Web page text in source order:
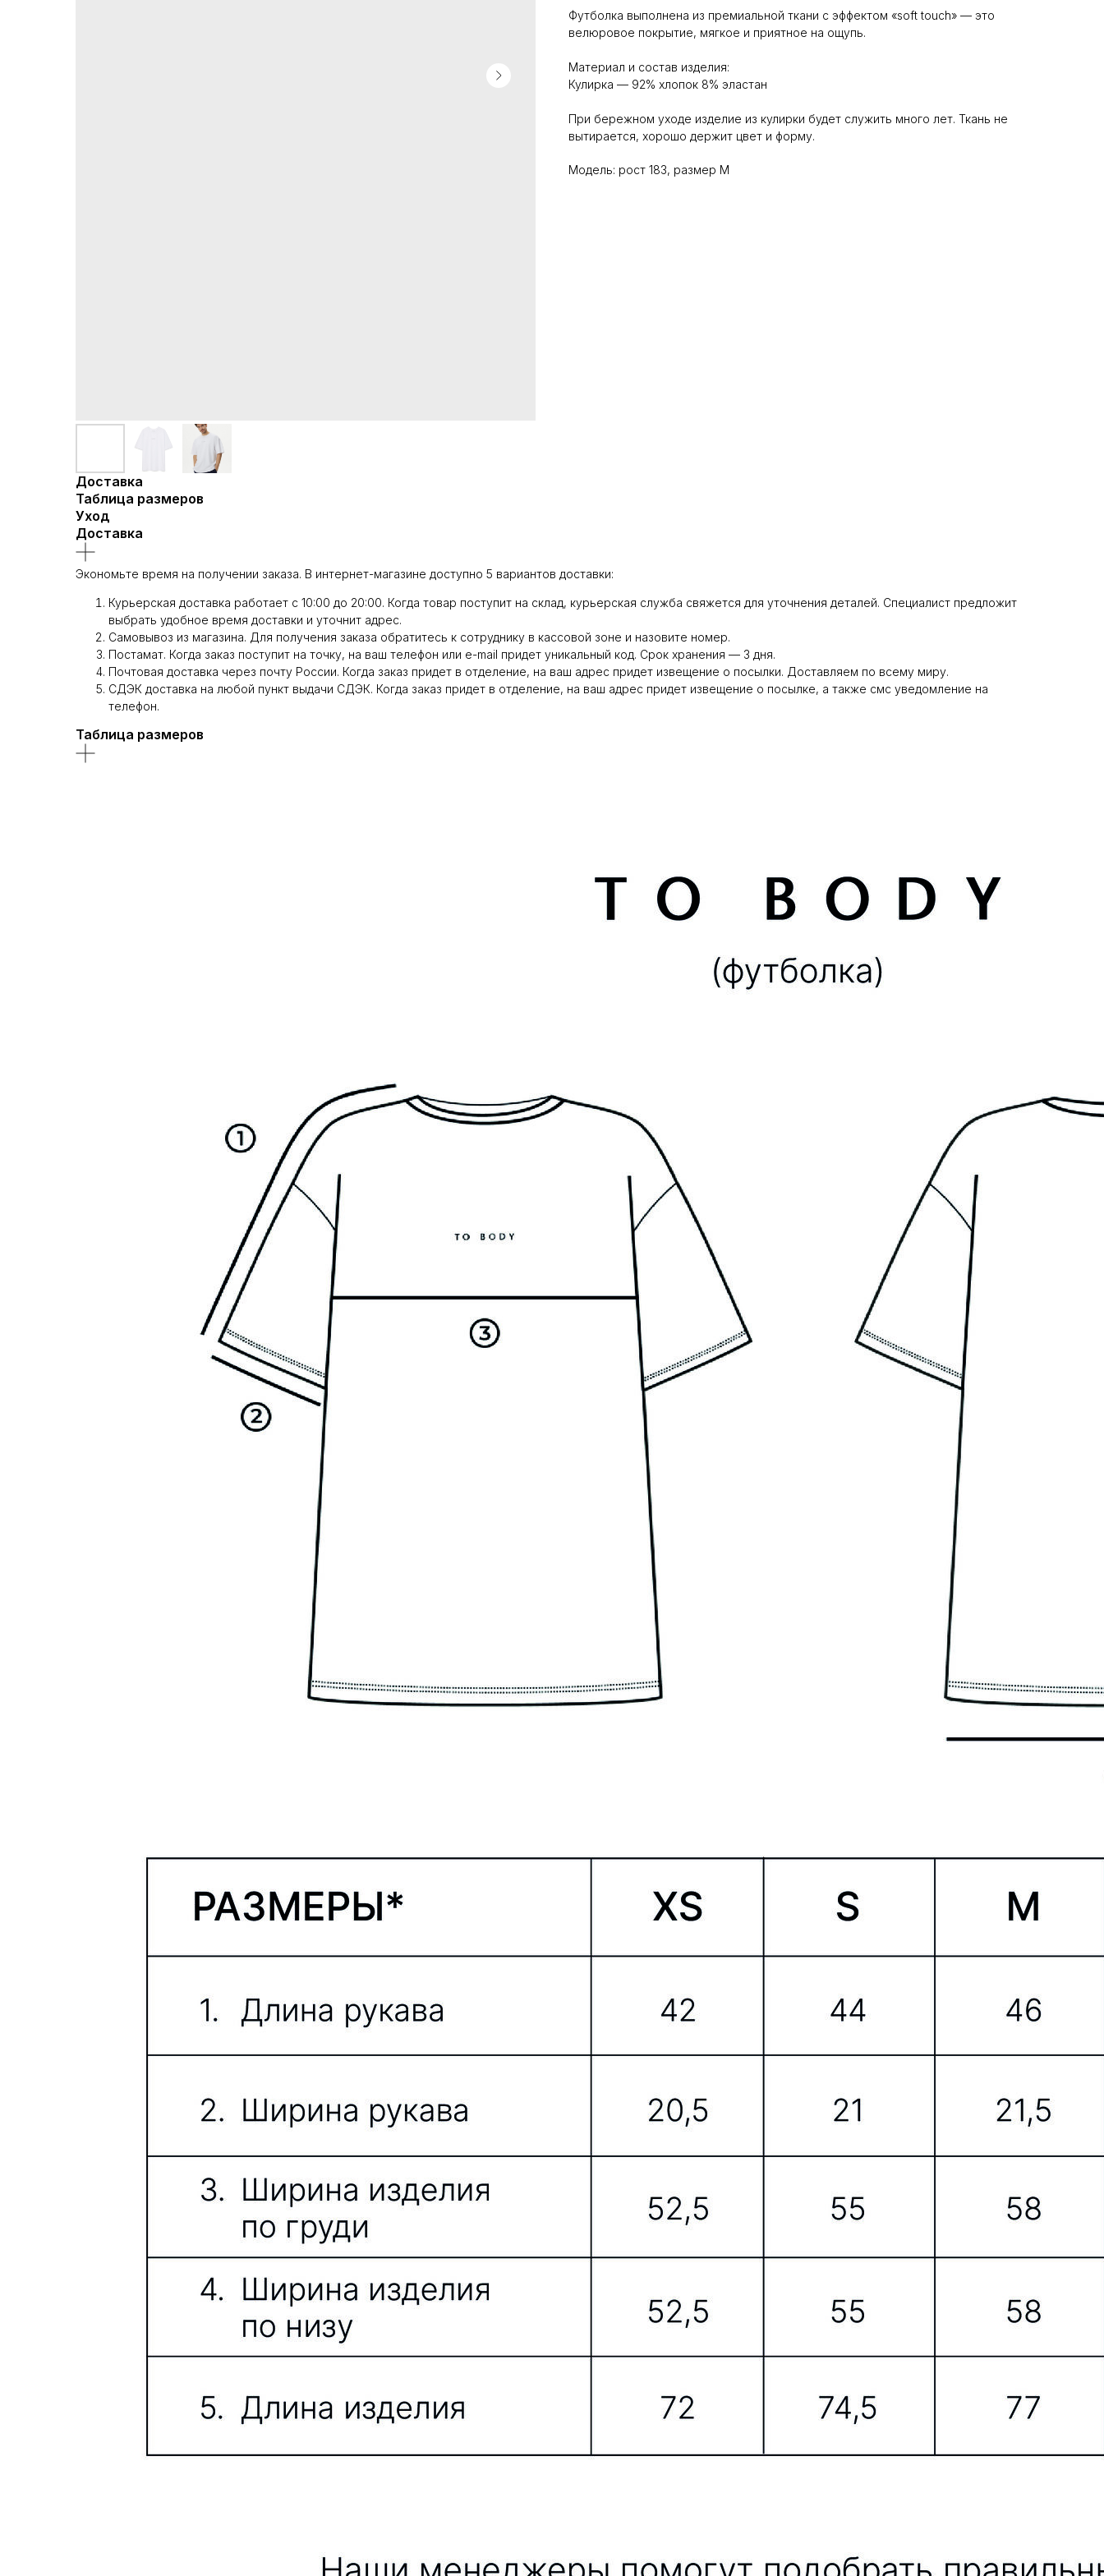
Футболка выполнена из премиальной ткани с эффектом «soft touch» — это
велюровое покрытие, мягкое и приятное на ощупь.
Материал и состав изделия:
Кулирка — 92% хлопок 8% эластан
При бережном уходе изделие из кулирки будет служить много лет. Ткань не
вытирается, хорошо держит цвет и форму.
Модель: рост 183, размер M
Доставка
Таблица размеров
Уход
Доставка
Экономьте время на получении заказа. В интернет-магазине доступно 5 вариантов доставки:
Курьерская доставка работает с 10:00 до 20:00. Когда товар поступит на склад, курьерская служба свяжется для уточнения деталей. Специалист предложит
выбрать удобное время доставки и уточнит адрес.
Самовывоз из магазина. Для получения заказа обратитесь к сотруднику в кассовой зоне и назовите номер.
Постамат. Когда заказ поступит на точку, на ваш телефон или e-mail придет уникальный код. Срок хранения — 3 дня.
Почтовая доставка через почту России. Когда заказ придет в отделение, на ваш адрес придет извещение о посылки. Доставляем по всему миру.
СДЭК доставка на любой пункт выдачи СДЭК. Когда заказ придет в отделение, на ваш адрес придет извещение о посылке, а также смс уведомление на
телефон.
Таблица размеров